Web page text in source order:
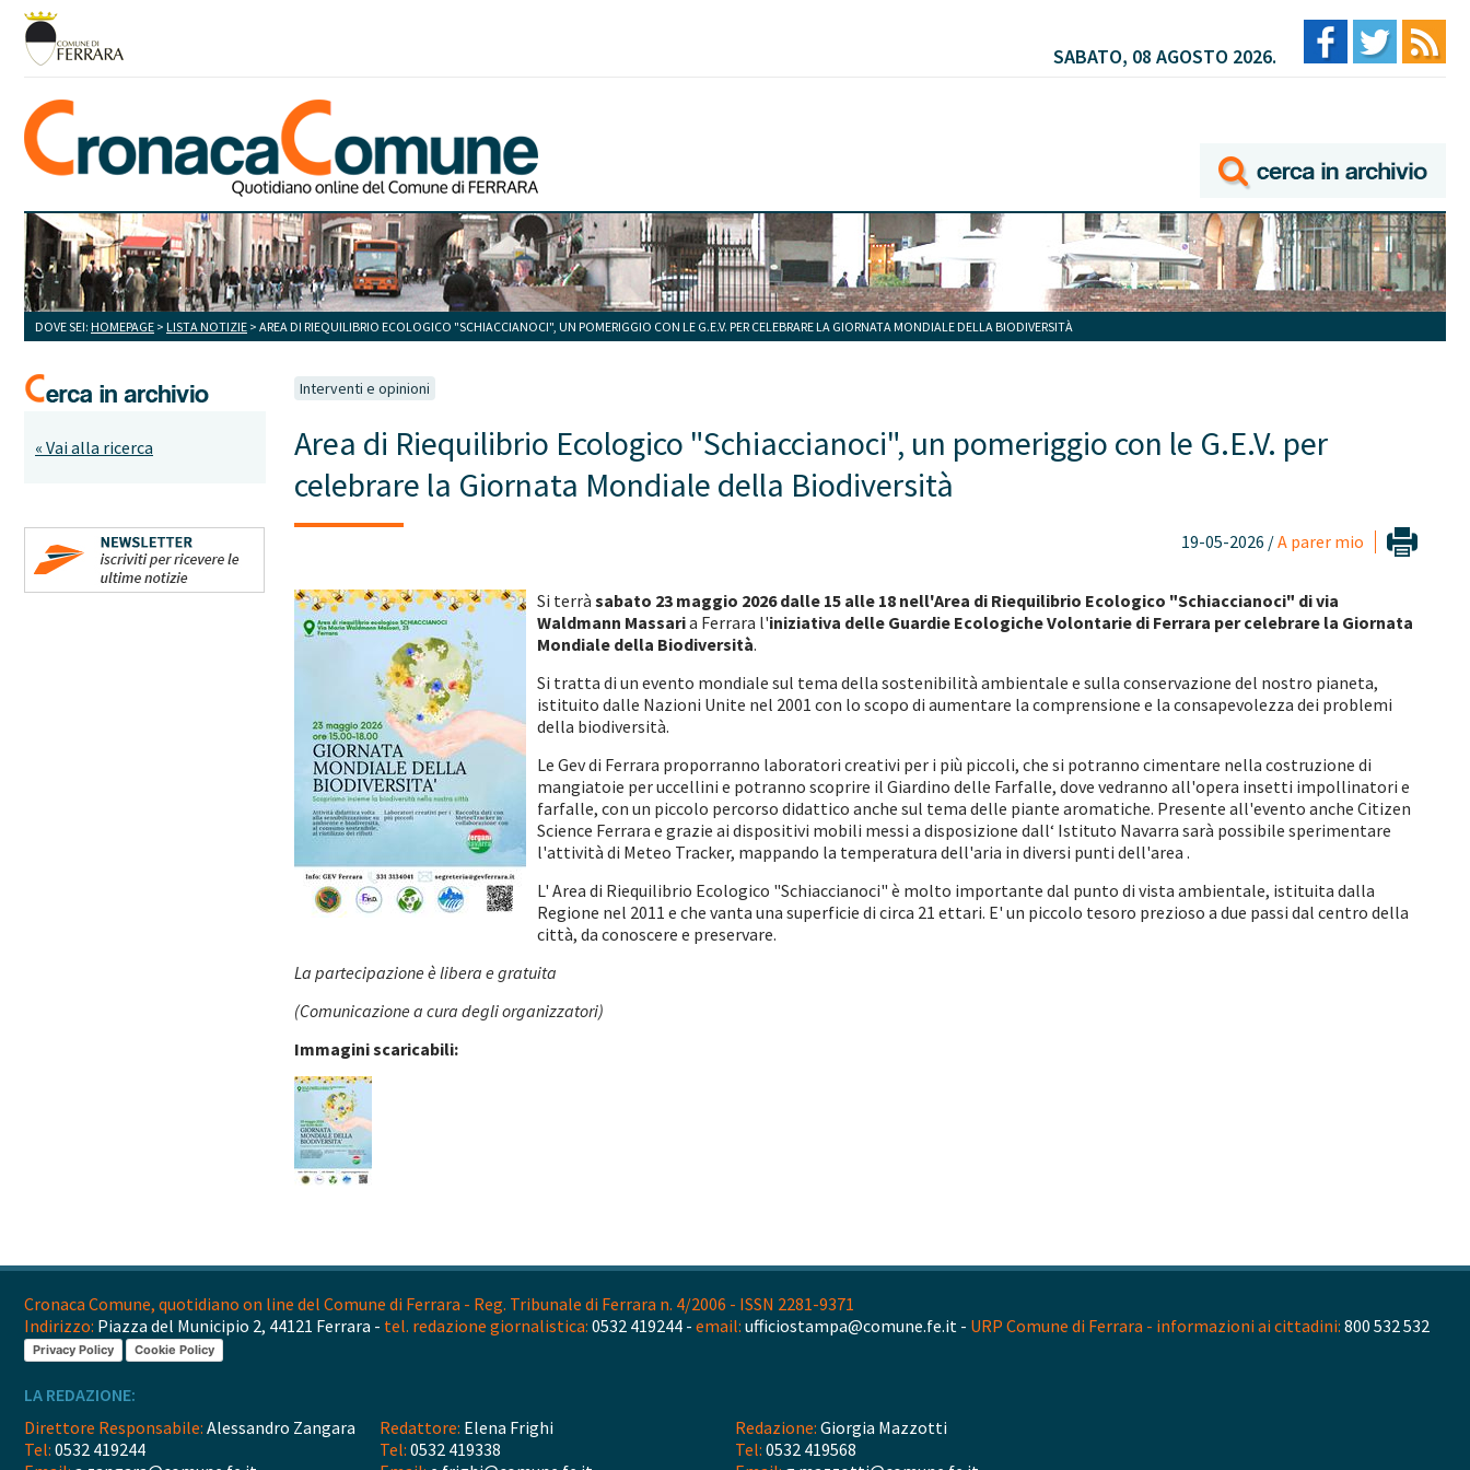
SABATO, 08 AGOSTO 2026.
DOVE SEI: HOMEPAGE > LISTA NOTIZIE > AREA DI RIEQUILIBRIO ECOLOGICO "SCHIACCIANOCI", UN POMERIGGIO CON LE G.E.V. PER CELEBRARE LA GIORNATA MONDIALE DELLA BIODIVERSITÀ
« Vai alla ricerca
Interventi e opinioni
Area di Riequilibrio Ecologico "Schiaccianoci", un pomeriggio con le G.E.V. per
celebrare la Giornata Mondiale della Biodiversità
19-05-2026 /A parer mio
Si terrà sabato 23 maggio 2026 dalle 15 alle 18 nell'Area di Riequilibrio Ecologico "Schiaccianoci" di via
Waldmann Massaria Ferrara l'iniziativa delle Guardie Ecologiche Volontarie di Ferrara per celebrare la Giornata
Mondiale della Biodiversità.
Si tratta di un evento mondiale sul tema della sostenibilità ambientale e sulla conservazione del nostro pianeta,
istituito dalle Nazioni Unite nel 2001 con lo scopo di aumentare la comprensione e la consapevolezza dei problemi
della biodiversità.
Le Gev di Ferrara proporranno laboratori creativi per i più piccoli, che si potranno cimentare nella costruzione di
mangiatoie per uccellini e potranno scoprire il Giardino delle Farfalle, dove vedranno all'opera insetti impollinatori e
farfalle, con un piccolo percorso didattico anche sul tema delle piante aromatiche. Presente all'evento anche Citizen
Science Ferrara e grazie ai dispositivi mobili messi a disposizione dall‘ Istituto Navarra sarà possibile sperimentare
l'attività di Meteo Tracker, mappando la temperatura dell'aria in diversi punti dell'area .
L' Area di Riequilibrio Ecologico "Schiaccianoci" è molto importante dal punto di vista ambientale, istituita dalla
Regione nel 2011 e che vanta una superficie di circa 21 ettari. E' un piccolo tesoro prezioso a due passi dal centro della
città, da conoscere e preservare.
La partecipazione è libera e gratuita
(Comunicazione a cura degli organizzatori)
Immagini scaricabili:
Cronaca Comune, quotidiano on line del Comune di Ferrara - Reg. Tribunale di Ferrara n. 4/2006 - ISSN 2281-9371
Indirizzo: Piazza del Municipio 2, 44121 Ferrara - tel. redazione giornalistica: 0532 419244 - email: ufficiostampa@comune.fe.it - URP Comune di Ferrara - informazioni ai cittadini: 800 532 532
Privacy Policy Cookie Policy
LA REDAZIONE:
Direttore Responsabile: Alessandro Zangara
Tel: 0532 419244
Redattore: Elena Frighi
Tel: 0532 419338
Redazione: Giorgia Mazzotti
Tel: 0532 419568